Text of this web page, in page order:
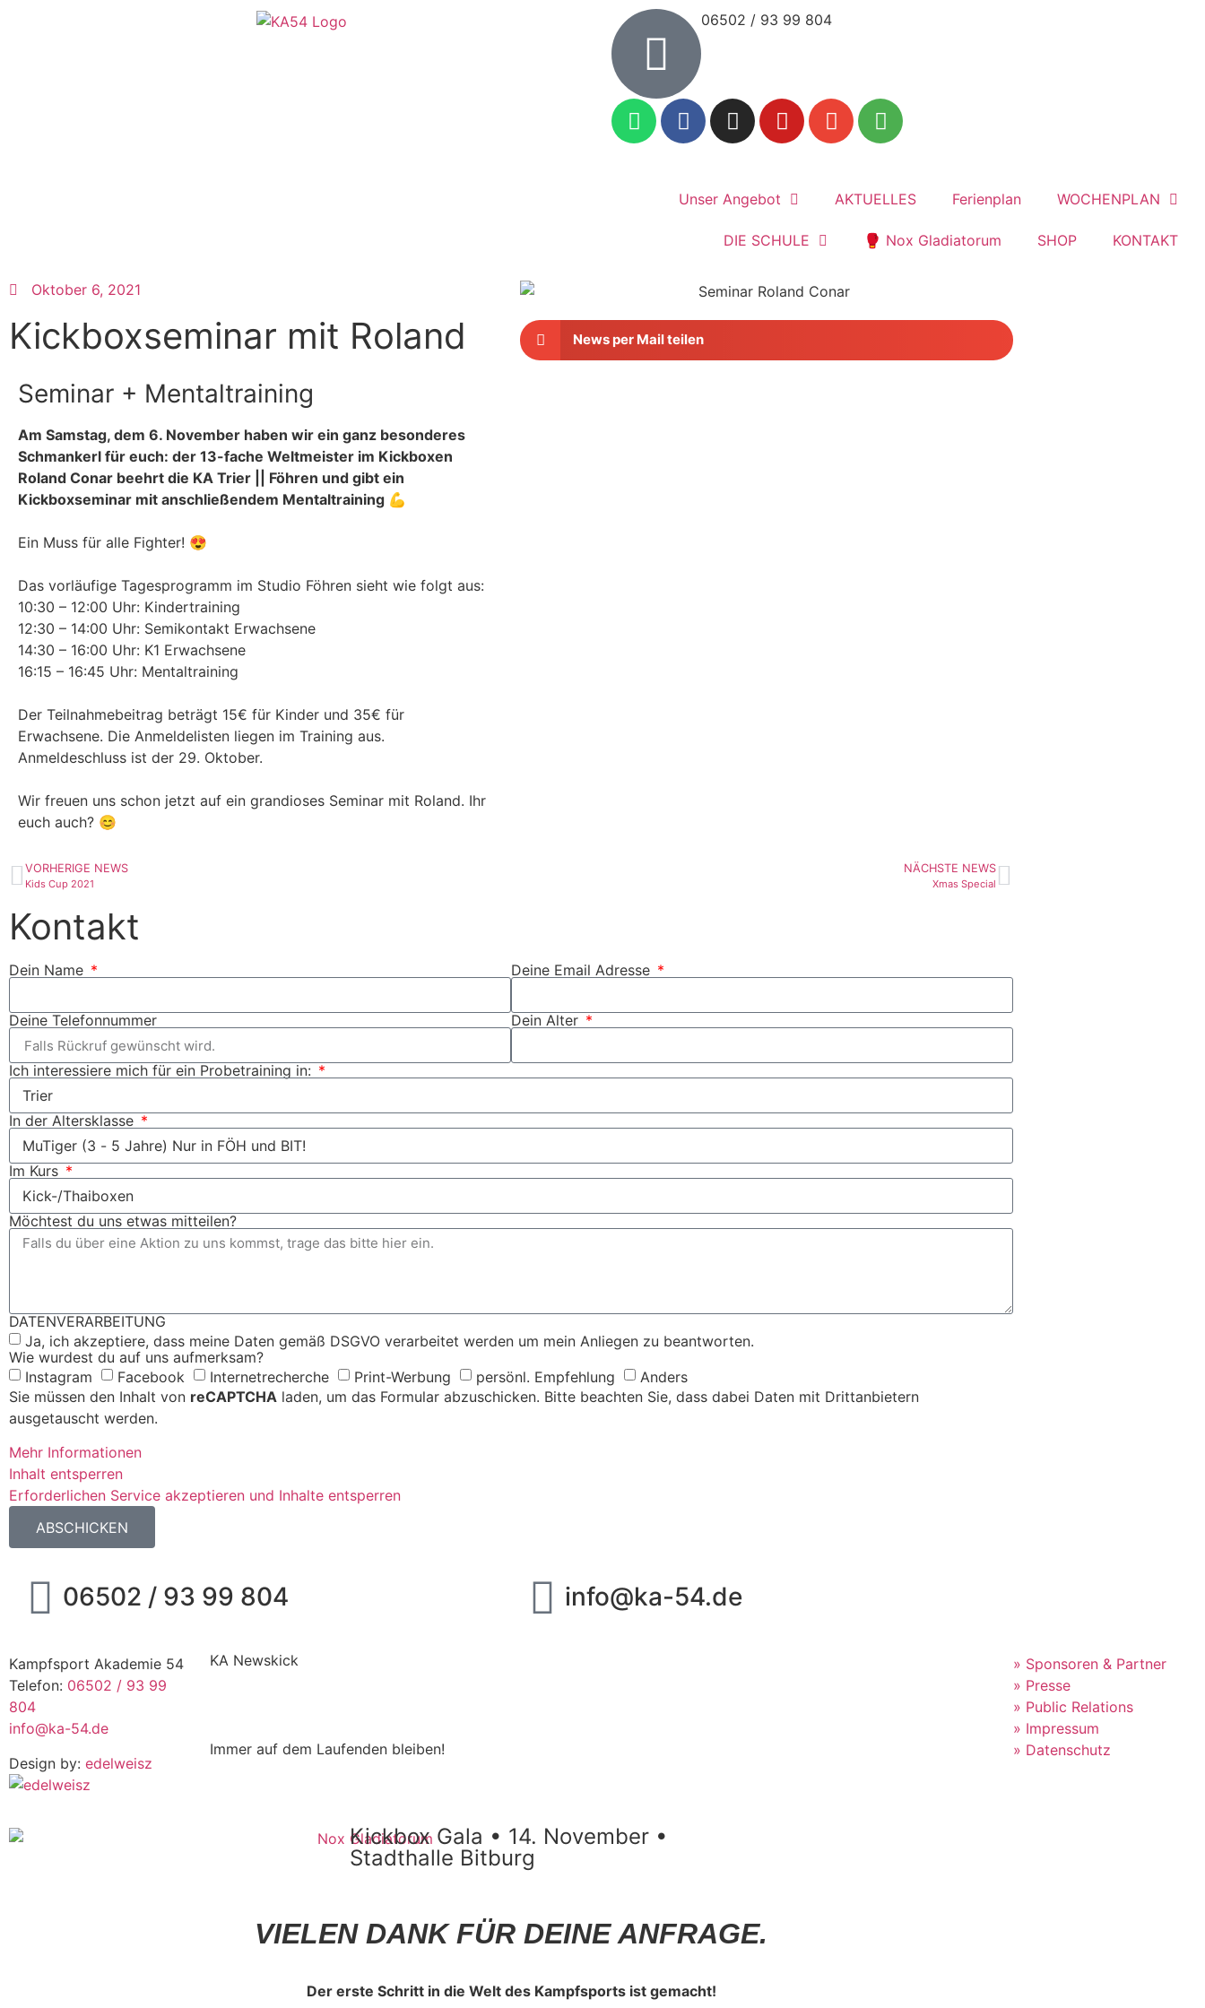
06502 / 93 99 804
Unser Angebot AKTUELLES Ferienplan WOCHENPLAN
DIE SCHULE 🥊 Nox Gladiatorum SHOP KONTAKT
Oktober 6, 2021
Kickboxseminar mit Roland
Seminar + Mentaltraining
Am Samstag, dem 6. November haben wir ein ganz besonderes
Schmankerl für euch: der 13-fache Weltmeister im Kickboxen
Roland Conar beehrt die KA Trier || Föhren und gibt ein
Kickboxseminar mit anschließendem Mentaltraining 💪
Ein Muss für alle Fighter! 😍
Das vorläufige Tagesprogramm im Studio Föhren sieht wie folgt aus:
10:30 – 12:00 Uhr: Kindertraining
12:30 – 14:00 Uhr: Semikontakt Erwachsene
14:30 – 16:00 Uhr: K1 Erwachsene
16:15 – 16:45 Uhr: Mentaltraining
Der Teilnahmebeitrag beträgt 15€ für Kinder und 35€ für
Erwachsene. Die Anmeldelisten liegen im Training aus.
Anmeldeschluss ist der 29. Oktober.
Wir freuen uns schon jetzt auf ein grandioses Seminar mit Roland. Ihr
euch auch? 😊
News per Mail teilen
VORHERIGE NEWS
Kids Cup 2021
NÄCHSTE NEWS
Xmas Special
Kontakt
Dein Name Deine Email Adresse
Deine Telefonnummer Dein Alter
Ich interessiere mich für ein Probetraining in:
In der Altersklasse
Im Kurs
Möchtest du uns etwas mitteilen?
DATENVERARBEITUNG
Ja, ich akzeptiere, dass meine Daten gemäß DSGVO verarbeitet werden um mein Anliegen zu beantworten.
Wie wurdest du auf uns aufmerksam?
Instagram
Facebook Internetrecherche Print-Werbung persönl. Empfehlung
Anders
Sie müssen den Inhalt von reCAPTCHA laden, um das Formular abzuschicken. Bitte beachten Sie, dass dabei Daten mit Drittanbietern
ausgetauscht werden.
Mehr Informationen
Inhalt entsperren
Erforderlichen Service akzeptieren und Inhalte entsperren
ABSCHICKEN
06502 / 93 99 804 info@ka-54.de
Kampfsport Akademie 54
Telefon: 06502 / 93 99
804
info@ka-54.de
Design by: edelweisz
KA Newskick
Immer auf dem Laufenden bleiben!
» Sponsoren & Partner
» Presse
» Public Relations
» Impressum
» Datenschutz
Kickbox Gala • 14. November •
Stadthalle Bitburg
VIELEN DANK FÜR DEINE ANFRAGE.
Der erste Schritt in die Welt des Kampfsports ist gemacht!